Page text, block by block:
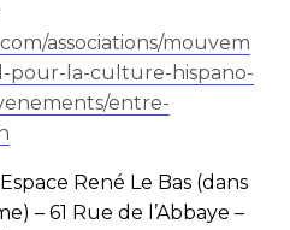
associations/mouvem
pour-la-culture-hispano-
entre-
René Le Bas (dans
– 61 Rue de l’Abbaye –